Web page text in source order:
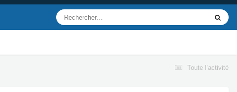
Toute l’activité